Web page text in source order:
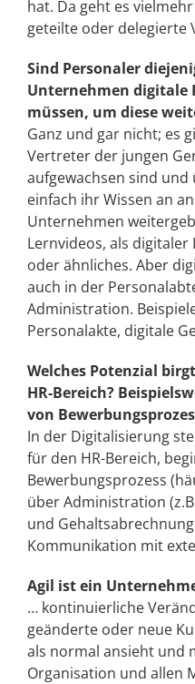
hat. Da geht es
geteilte oder delegierte
Sind Personaler
Unternehmen digitale
müssen, um diese
Ganz und gar nicht; es
Vertreter der jungen
aufgewachsen sind
einfach ihr Wissen an
Unternehmen
Lernvideos, als
oder ähnliches. Aber
auch in der
Administration.
Personalakte, digitale
Welches Potenzial
HR-Bereich?
von
In der Digitalisierung
für den HR-Bereich,
Bewerbungsprozess
über Administration
und
Kommunikation mit
Agil ist ein
… kontinuierliche
geänderte oder neue
als normal ansieht und
Organisation und allen